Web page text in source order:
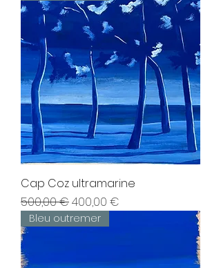
Cap Coz ultramarine
Prix original
500,00 €Prix promotionnel
400,00 €
Bleu outremer